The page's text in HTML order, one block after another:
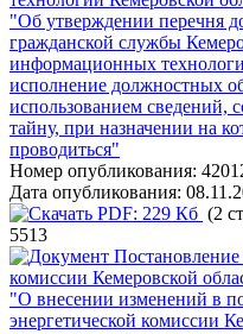
"Об утверждении перечня
гражданской службы
информационных
исполнение должностных
использованием сведений,
тайну, при назначении на
проводиться"
Номер опубликования:
Дата опубликования:
PDF: 229 Кб (2
5513
Постановление
комиссии Кемеровской
"О внесении изменений в
энергетической комиссии